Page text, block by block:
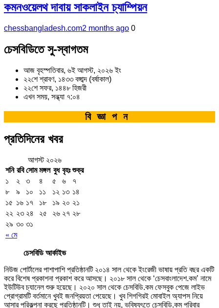
কমনওয়েলথ দাবায় সাকলাইন চ্যাম্পিয়ন
chessbangladesh.com2 months ago 0
চেসবিডিতে সু-স্বাগতম
আজ বৃহস্পতিবার, ৬ই আগস্ট, ২০২৬ ইং
২২শে শ্রাবণ, ১৪৩৩ বঙ্গাব্দ (বর্ষাকাল)
২২শে সফর, ১৪৪৮ হিজরী
এখন সময়, সন্ধ্যা ৭:০৪
বিজ্ঞাপন
প্রতিদিনের খবর
আগস্ট ২০২৬
শনি রবি সোম মঙ্গল বুধ বৃহঃ শুক্র
« মে
১ ২ ৩ ৪ ৫ ৬
৭
৮
৯ ১০ ১১ ১২ ১৩ ১৪
১৫ ১৬ ১৭ ১৮ ১৯ ২০ ২১
২২ ২৩ ২৪ ২৫ ২৬ ২৭ ২৮
২৯ ৩০ ৩১
চেসবিডি আর্কাইভ
নিউজ পোর্টালের পাশাপাশি প্রতিষ্ঠানটি ২০১৪ সাল থেকে ইংরেজী ভাষায় প্রতি বছর একটি
করে বিশেষ প্রকাশনা প্রকাশ করে আসছে। ২০১৮ সাল থেকে ‘চেসবাংলাদেশ.কম’ নামে
ইউটিউব চ্যানেল শুরু হয়েছে। ২০২০ সাল থেকে চেসবিডি.কম ফেসবুক পেজে লাইভ
প্রোগ্রামটি বর্তমানে খুবই জনপ্রিয়তা পেয়েছে। খুব শিগগিরই মোবাইল অ্যাপস নিয়ে
আসার পরিকল্পনা করছে প্রতিষ্ঠানটি। শুধু তাই নয়, ভবিষ্যৎতে চেসবিডি.কম পরিবার